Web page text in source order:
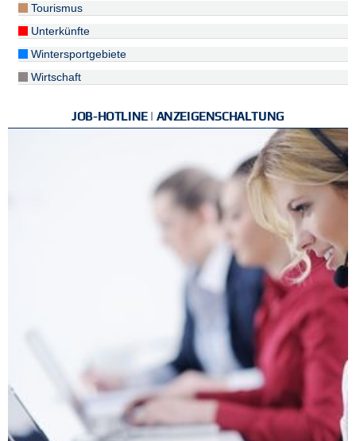
Tourismus
Unterkünfte
Wintersportgebiete
Wirtschaft
JOB-HOTLINE | ANZEIGENSCHALTUNG